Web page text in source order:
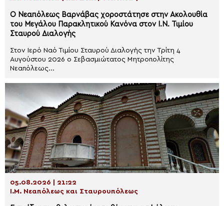
Ο Νεαπόλεως Βαρνάβας χοροστάτησε στην Ακολουθία
του Μεγάλου Παρακλητικού Κανόνα στον Ι.Ν. Τιμίου
Σταυρού Διαλογής
Στον Ιερό Ναό Τιμίου Σταυρού Διαλογής την Τρίτη 4
Αυγούστου 2026 ο Σεβασμιώτατος Μητροπολίτης
Νεαπόλεως...
05.08.2026 | 21:22
Ι.Μ. Νεαπόλεως και Σταυρουπόλεως